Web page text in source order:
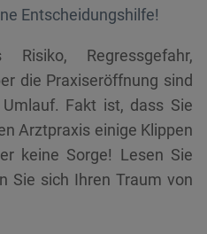
Entscheidungshilfe!
Risiko, Regressgefahr,
die Praxiseröffnung sind
Fakt ist, dass Sie
Arztpraxis einige Klippen
keine Sorge! Lesen Sie
Sie sich Ihren Traum von